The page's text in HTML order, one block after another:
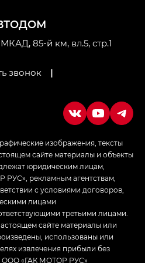
GX PREMIUM, ЛАУНЖ —
в комплектации
с элементы экстерьера
МКАД, 85-й км, вл.5, стр.1
звонок
|
изображения, тексты
сайте материалы и объекты
юридическим лицам,
рекламным агентствам,
с условиями договоров,
лицами
третьими лицами.
сайте материалы или
использованы или
извлечения прибыли без
ООО «ГАК МОТОР РУС»